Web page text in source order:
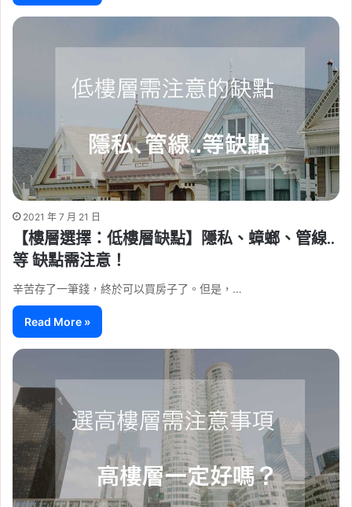
2021 年 7 月 21 日
【樓層選擇：低樓層缺點】隱私、蟑螂、管線..
等 缺點需注意！
辛苦存了一筆錢，終於可以買房子了。但是，…
Read More »